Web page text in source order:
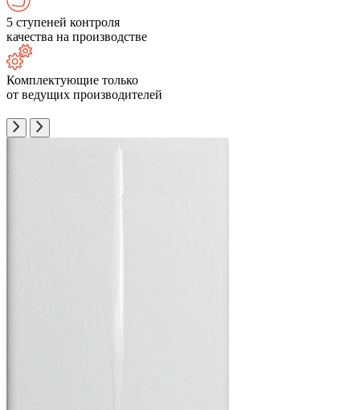
5 ступеней контроля
качества на производстве
Комплектующие только
от ведущих производителей